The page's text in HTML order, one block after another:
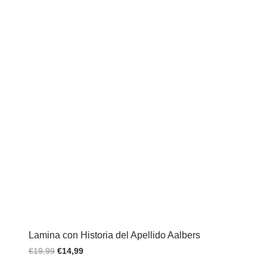
Lamina con Historia del Apellido Aalbers
€19,99 €14,99